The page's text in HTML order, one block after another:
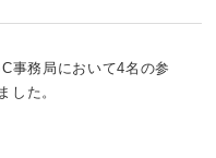
事務局において4名の参
した。